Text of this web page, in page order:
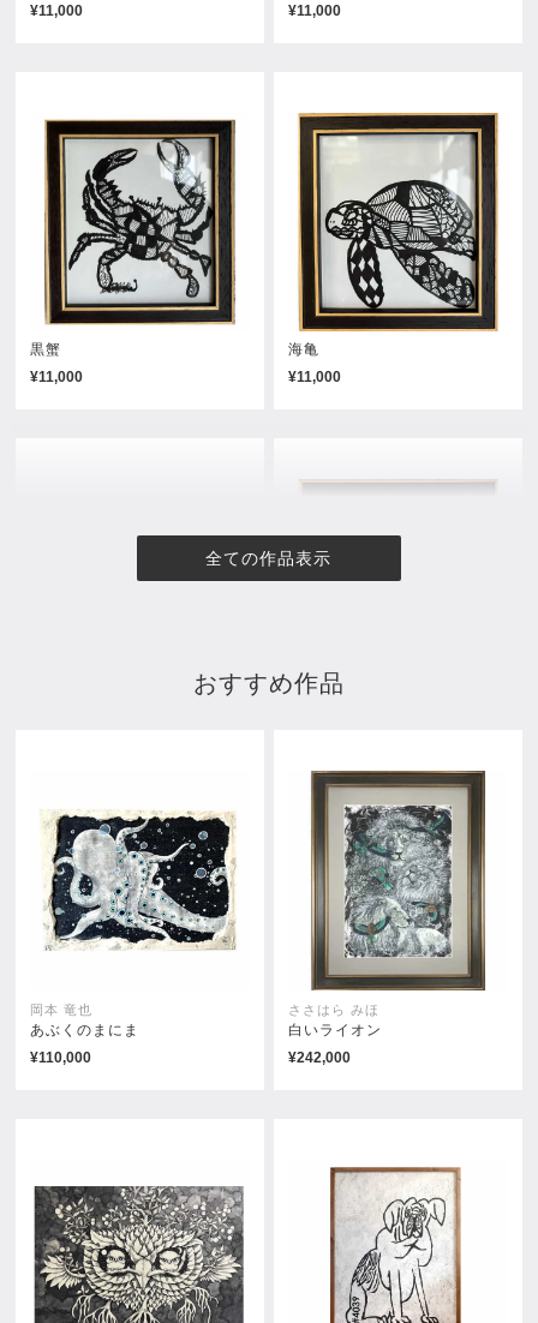
全ての作品表示
¥11,000
¥11,000
黒蟹
¥11,000
海亀
¥11,000
おすすめ作品
岡本 竜也
あぶくのまにま
¥110,000
ささはら みほ
白いライオン
¥242,000